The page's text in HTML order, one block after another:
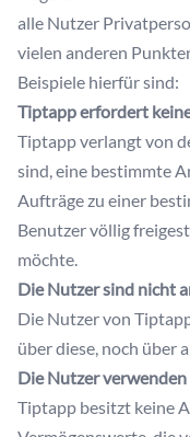
alle Nutzer
vielen anderen
Beispiele hierfür sind:
Tiptapp erfordert
Tiptapp verlangt von
sind, eine bestimmte
Aufträge zu einer
Benutzer völlig
möchte.
Die Nutzer sind nicht
Die Nutzer von
über diese, noch über
Die Nutzer
Tiptapp besitzt keine